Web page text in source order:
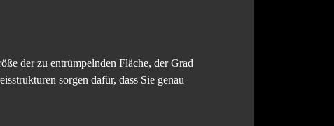
der zu entrümpelnden Fläche, der Grad
sorgen dafür, dass Sie genau